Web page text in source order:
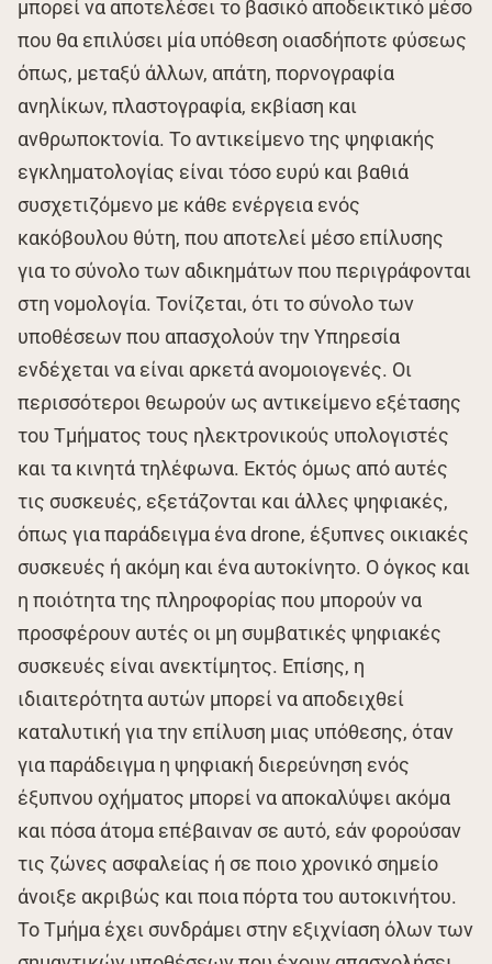
μπορεί να αποτελέσει το βασικό αποδεικτικό μέσο
που θα επιλύσει μία υπόθεση οιασδήποτε φύσεως
όπως, μεταξύ άλλων, απάτη, πορνογραφία
ανηλίκων, πλαστογραφία, εκβίαση και
ανθρωποκτονία. Το αντικείμενο της ψηφιακής
εγκληματολογίας είναι τόσο ευρύ και βαθιά
συσχετιζόμενο με κάθε ενέργεια ενός
κακόβουλου θύτη, που αποτελεί μέσο επίλυσης
για το σύνολο των αδικημάτων που περιγράφονται
στη νομολογία. Τονίζεται, ότι το σύνολο των
υποθέσεων που απασχολούν την Υπηρεσία
ενδέχεται να είναι αρκετά ανομοιογενές. Οι
περισσότεροι θεωρούν ως αντικείμενο εξέτασης
του Τμήματος τους ηλεκτρονικούς υπολογιστές
και τα κινητά τηλέφωνα. Εκτός όμως από αυτές
τις συσκευές, εξετάζονται και άλλες ψηφιακές,
όπως για παράδειγμα ένα drone, έξυπνες οικιακές
συσκευές ή ακόμη και ένα αυτοκίνητο. Ο όγκος και
η ποιότητα της πληροφορίας που μπορούν να
προσφέρουν αυτές οι μη συμβατικές ψηφιακές
συσκευές είναι ανεκτίμητος. Επίσης, η
ιδιαιτερότητα αυτών μπορεί να αποδειχθεί
καταλυτική για την επίλυση μιας υπόθεσης, όταν
για παράδειγμα η ψηφιακή διερεύνηση ενός
έξυπνου οχήματος μπορεί να αποκαλύψει ακόμα
και πόσα άτομα επέβαιναν σε αυτό, εάν φορούσαν
τις ζώνες ασφαλείας ή σε ποιο χρονικό σημείο
άνοιξε ακριβώς και ποια πόρτα του αυτοκινήτου.
Το Τμήμα έχει συνδράμει στην εξιχνίαση όλων των